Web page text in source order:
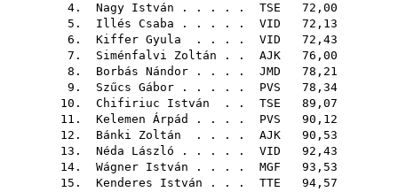
4. Nagy István . . . . . TSE 72,00
5. Illés Csaba . . . . . VID 72,13
6. Kiffer Gyula . . . . VID 72,43
7. Siménfalvi Zoltán . . AJK 76,00
8. Borbás Nándor . . . . JMD 78,21
9. Szűcs Gábor . . . . . PVS 78,34
10. Chifiriuc István . . TSE 89,07
11. Kelemen Árpád . . . . PVS 90,12
12. Bánki Zoltán . . . . AJK 90,53
13. Néda László . . . . . VID 92,43
14. Wágner István . . . . MGF 93,53
15. Kenderes István . . . TTE 94,57